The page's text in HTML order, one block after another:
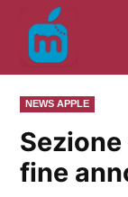
contenuto
PUBBLICATO
IN
NEWS APPLE
fine